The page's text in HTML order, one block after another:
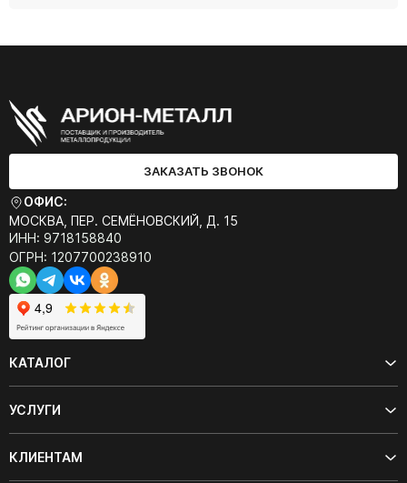
ЗАКАЗАТЬ ЗВОНОК
ОФИС:
МОСКВА, ПЕР. СЕМЁНОВСКИЙ, Д. 15
ИНН: 9718158840
ОГРН: 1207700238910
КАТАЛОГ
УСЛУГИ
КЛИЕНТАМ